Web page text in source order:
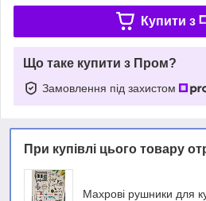
Купити з
Що таке купити з Пром?
Замовлення під захистом
При купівлі цього товару
Махрові рушники для